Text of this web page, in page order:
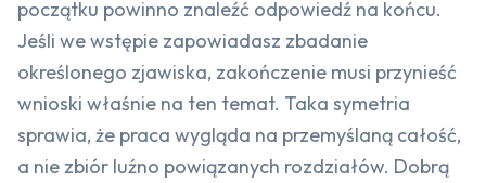
początku powinno znaleźć odpowiedź na końcu.
Jeśli we wstępie zapowiadasz zbadanie
określonego zjawiska, zakończenie musi przynieść
wnioski właśnie na ten temat. Taka symetria
sprawia, że praca wygląda na przemyślaną całość,
a nie zbiór luźno powiązanych rozdziałów. Dobrą